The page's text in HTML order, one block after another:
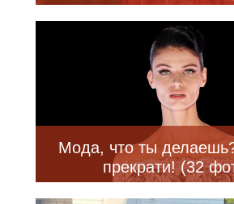
Мода, что ты
прекрати! (32